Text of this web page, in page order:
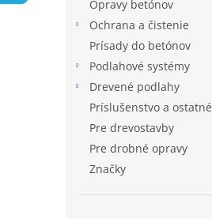
Opravy betónov
Ochrana a čistenie
Prísady do betónov
Podlahové systémy
Drevené podlahy
Príslušenstvo a ostatné
Pre drevostavby
Pre drobné opravy
Značky